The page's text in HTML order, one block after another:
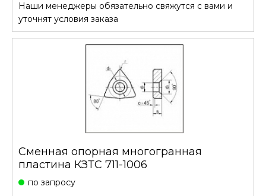
СТОИМОСТЬ
Наши менеджеры обязательно свяжутся с вами и
уточнят условия заказа
Сменная опорная многогранная
пластина КЗТС 711-1006
по запросу